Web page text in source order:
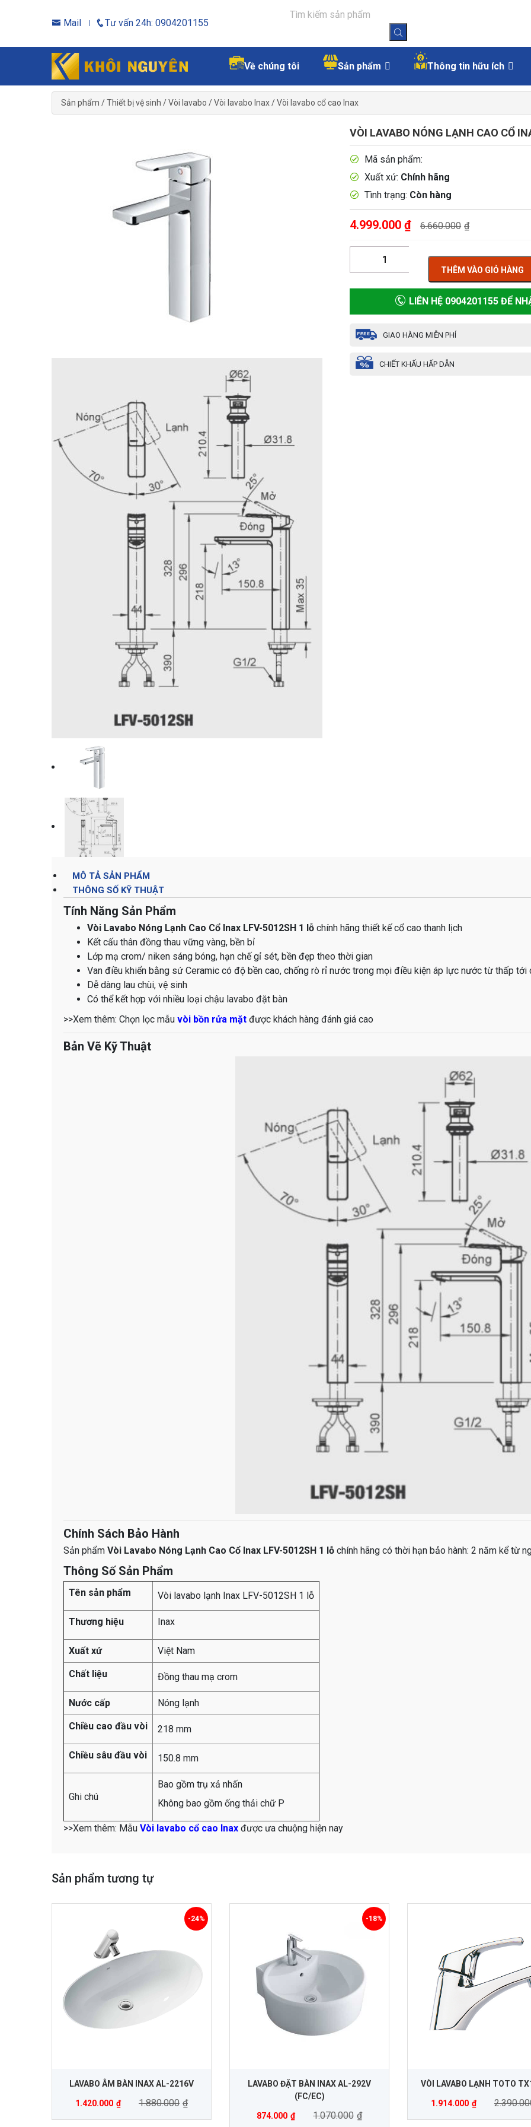
Mail Tư vấn 24h: 0904201155
Về chúng tôi Sản phẩm Thông tin hữu ích
Sản phẩm /Thiết bị vệ sinh /Vòi lavabo /Vòi lavabo Inax/Vòi lavabo cổ cao Inax
VÒI LAVABO NÓNG LẠNH CAO CỔ
Mã sản phẩm:
Xuất xứ: Chính hãng
Tình trạng: Còn hàng
4.999.000 ₫ 6.660.000 ₫
THÊM VÀO GIỎ HÀNG
LIÊN HỆ 0904201155 ĐỂ
GIAO HÀNG MIỄN PHÍ
CHIẾT KHẤU HẤP DẪN
MÔ TẢ SẢN PHẨM
THÔNG SỐ KỸ THUẬT
Tính Năng Sản Phẩm
Vòi Lavabo Nóng Lạnh Cao Cổ Inax LFV-5012SH 1 lỗ chính hãng thiết kế cổ cao thanh lịch
Kết cấu thân đồng thau vững vàng, bền bỉ
Lớp mạ crom/ niken sáng bóng, hạn chế gỉ sét, bền đẹp theo thời gian
Van điều khiển bằng sứ Ceramic có độ bền cao, chống rò rỉ nước trong mọi điều kiện áp lực nước từ thấp tới
Dễ dàng lau chùi, vệ sinh
Có thể kết hợp với nhiều loại chậu lavabo đặt bàn
>>Xem thêm: Chọn lọc mẫu vòi bồn rửa mặt được khách hàng đánh giá cao
Bản Vẽ Kỹ Thuật
Chính Sách Bảo Hành
Sản phẩm Vòi Lavabo Nóng Lạnh Cao Cổ Inax LFV-5012SH 1 lỗ chính hãng có thời hạn bảo hành: 2 năm kể từ
Thông Số Sản Phẩm
Tên sản phẩm Vòi lavabo lạnh Inax LFV-5012SH 1 lỗ
Thương hiệu Inax
Xuất xứ Việt Nam
Chất liệu Đồng thau mạ crom
Nước cấp Nóng lạnh
Chiều cao đầu vòi 218 mm
Chiều sâu đầu vòi 150.8 mm
Ghi chú
Bao gồm trụ xả nhấn
Không bao gồm ống thải chữ P
>>Xem thêm: Mẫu Vòi lavabo cổ cao Inax được ưa chuộng hiện nay
Sản phẩm tương tự
LAVABO ÂM BÀN INAX AL-2216V
1.420.000 ₫ 1.880.000 ₫
-24%
LAVABO ĐẶT BÀN INAX AL-292V
(FC/EC)
874.000 ₫ 1.070.000 ₫
-18%
VÒI LAVABO LẠNH TOTO
1.914.000 ₫